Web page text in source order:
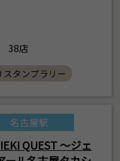
38店
スタンプラリー
名古屋駅
QUEST ～ジェ